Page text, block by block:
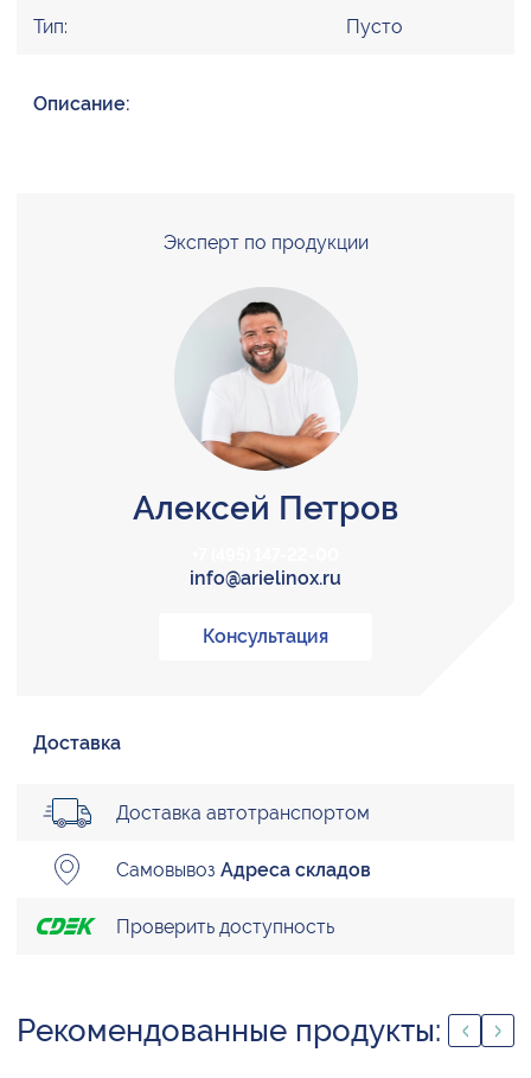
Тип: Пусто
Описание:
Эксперт по продукции
Алексей Петров
info@arielinox.ru
Консультация
Доставка
Доставка автотранспортом
Самовывоз Адреса складов
Проверить доступность
Рекомендованные продукты: